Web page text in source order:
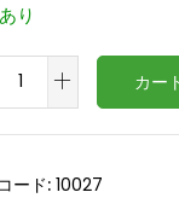
り
カー
ード: 10027